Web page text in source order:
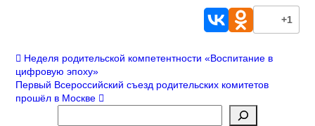
+1
Навигация
по
записям
Неделя родительской компетентности «Воспитание в
цифровую эпоху»
Первый Всероссийский съезд родительских комитетов
прошёл в Москве